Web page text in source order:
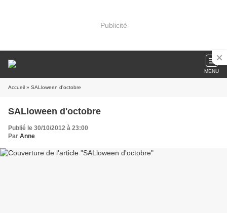
Publicité
MENU
Accueil » SALloween d'octobre
SALloween d'octobre
Publié le 30/10/2012 à 23:00
Par Anne